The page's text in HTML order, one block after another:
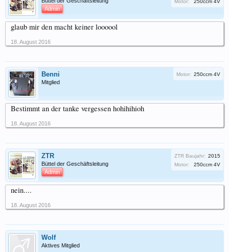
Admin
Motor: 250ccm 4V
glaub mir den macht keiner loooool
18. August 2016
Benni
Mitglied
Motor: 250ccm 4V
Bestimmt an der tanke vergessen hohihihioh
18. August 2016
ZTR
Büttel der Geschäftsleitung
Admin
ZTR Baujahr: 2015
Motor:
250ccm 4V
nein....
18. August 2016
Wolf
Aktives Mitglied